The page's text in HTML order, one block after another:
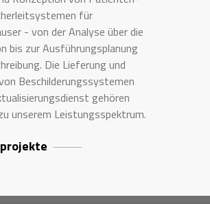
für
- von der Analyse über die
bis zur Ausführungsplanung
Die Lieferung und
Beschilderungssystemen
gehören
unserem Leistungsspektrum.